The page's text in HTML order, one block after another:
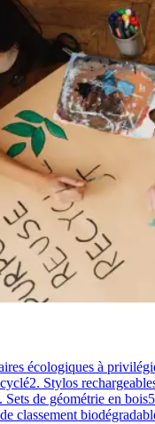
écologiques à
2. Stylos
Sets de géométrie en bois
classement